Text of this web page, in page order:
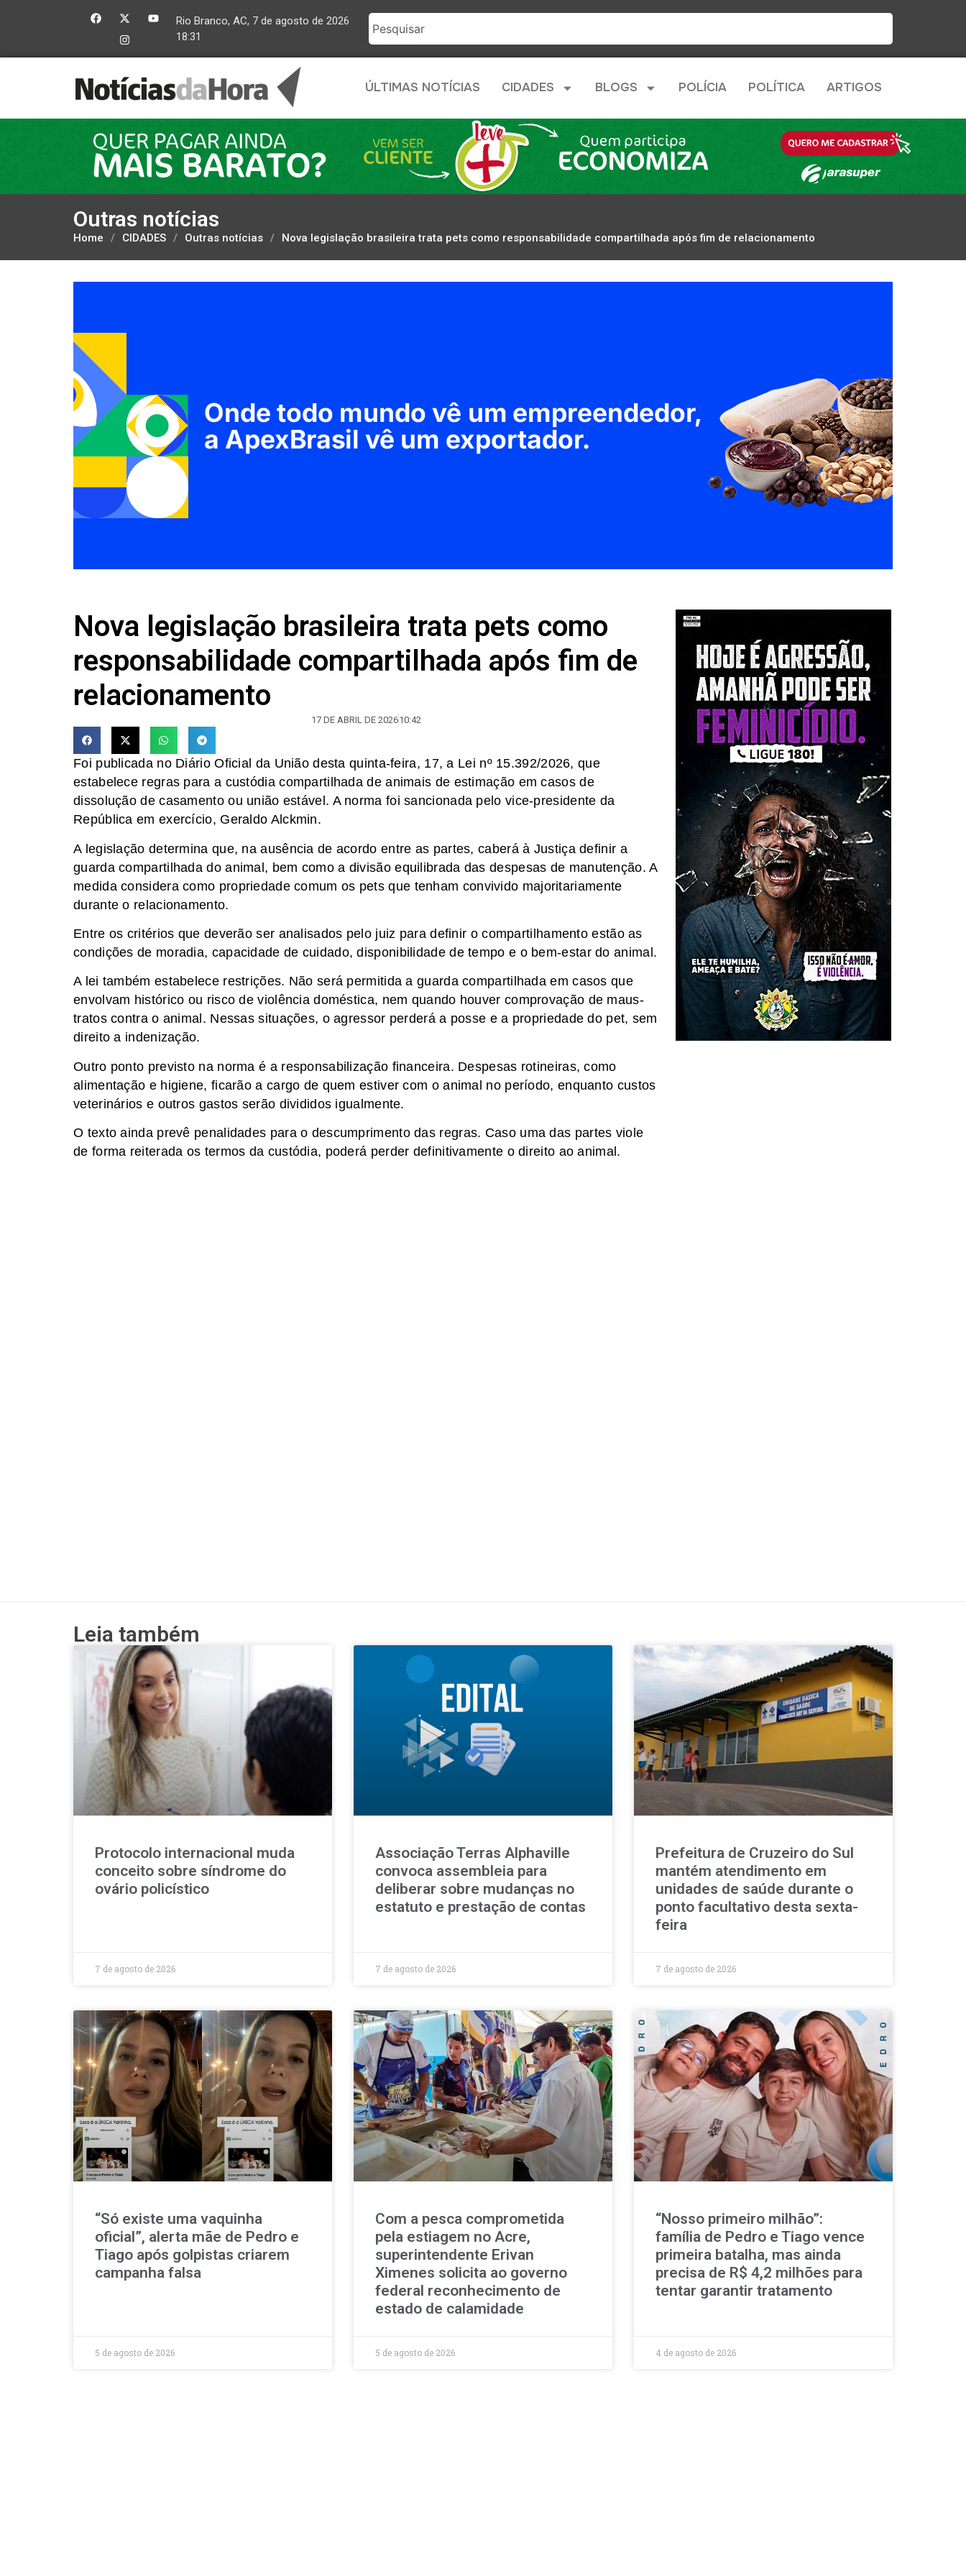
Rio Branco, AC, 7 de agosto de 2026
18:31
ÚLTIMAS NOTÍCIAS CIDADES BLOGS POLÍCIA POLÍTICA ARTIGOS
Outras notícias
Home / CIDADES / Outras notícias / Nova legislação brasileira trata pets como responsabilidade compartilhada após fim de relacionamento
Nova legislação brasileira trata pets como
responsabilidade compartilhada após fim de
relacionamento
17 DE ABRIL DE 202610:42
Foi publicada no Diário Oficial da União desta quinta-feira, 17, a Lei nº 15.392/2026, que
estabelece regras para a custódia compartilhada de animais de estimação em casos de
dissolução de casamento ou união estável. A norma foi sancionada pelo vice-presidente da
República em exercício, Geraldo Alckmin.
A legislação determina que, na ausência de acordo entre as partes, caberá à Justiça definir a
guarda compartilhada do animal, bem como a divisão equilibrada das despesas de manutenção. A
medida considera como propriedade comum os pets que tenham convivido majoritariamente
durante o relacionamento.
Entre os critérios que deverão ser analisados pelo juiz para definir o compartilhamento estão as
condições de moradia, capacidade de cuidado, disponibilidade de tempo e o bem-estar do animal.
A lei também estabelece restrições. Não será permitida a guarda compartilhada em casos que
envolvam histórico ou risco de violência doméstica, nem quando houver comprovação de maus-
tratos contra o animal. Nessas situações, o agressor perderá a posse e a propriedade do pet, sem
direito a indenização.
Outro ponto previsto na norma é a responsabilização financeira. Despesas rotineiras, como
alimentação e higiene, ficarão a cargo de quem estiver com o animal no período, enquanto custos
veterinários e outros gastos serão divididos igualmente.
O texto ainda prevê penalidades para o descumprimento das regras. Caso uma das partes viole
de forma reiterada os termos da custódia, poderá perder definitivamente o direito ao animal.
Leia também
Protocolo internacional muda
conceito sobre síndrome do
ovário policístico
7 de agosto de 2026
Associação Terras Alphaville
convoca assembleia para
deliberar sobre mudanças no
estatuto e prestação de contas
7 de agosto de 2026
Prefeitura de Cruzeiro do Sul
mantém atendimento em
unidades de saúde durante o
ponto facultativo desta sexta-
feira
7 de agosto de 2026
“Só existe uma vaquinha
oficial”, alerta mãe de Pedro e
Tiago após golpistas criarem
campanha falsa
5 de agosto de 2026
Com a pesca comprometida
pela estiagem no Acre,
superintendente Erivan
Ximenes solicita ao governo
federal reconhecimento de
estado de calamidade
5 de agosto de 2026
“Nosso primeiro milhão”:
família de Pedro e Tiago vence
primeira batalha, mas ainda
precisa de R$ 4,2 milhões para
tentar garantir tratamento
4 de agosto de 2026